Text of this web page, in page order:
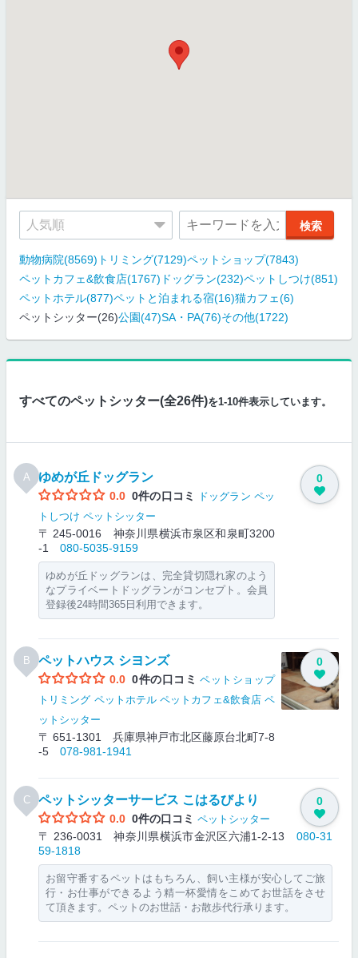
動物病院(8569) トリミング(7129)ペットショップ(7843)
ペットカフェ&飲食店(1767) ドッグラン(232)ペットしつけ(851)
ペットホテル(877)ペットと泊まれる宿(16)猫カフェ(6)
ペットシッター(26)公園(47)SA・PA(76)その他(1722)
すべてのペットシッター(全26件)を1-10件表示しています。
A ゆめが丘ドッグラン
0.0 0件の口コミ ドッグラン ペッ
トしつけ ペットシッター
〒 245-0016 神奈川県横浜市泉区和泉町3200
-1 080-5035-9159
ゆめが丘ドッグランは、完全貸切隠れ家のよう
なプライベートドッグランがコンセプト。会員
登録後24時間365日利用できます。
0
B ペットハウス シヨンズ
0.0 0件の口コミ ペットショップ
トリミング ペットホテル ペットカフェ&飲食店 ペ
ットシッター
〒 651-1301 兵庫県神戸市北区藤原台北町7-8
-5 078-981-1941
0
C ペットシッターサービス こはるびより
0.0 0件の口コミ ペットシッター
〒 236-0031 神奈川県横浜市金沢区六浦1-2-13 080-31
59-1818
お留守番するペットはもちろん、飼い主様が安心してご旅
行・お仕事ができるよう精一杯愛情をこめてお世話をさせ
て頂きます。ペットのお世話・お散歩代行承ります。
0